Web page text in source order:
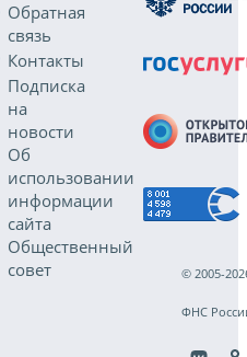
Обратная
связь
Контакты
Подписка
на
новости
Об
использовании
информации
сайта
Общественный
совет
© 2005-
ФНС